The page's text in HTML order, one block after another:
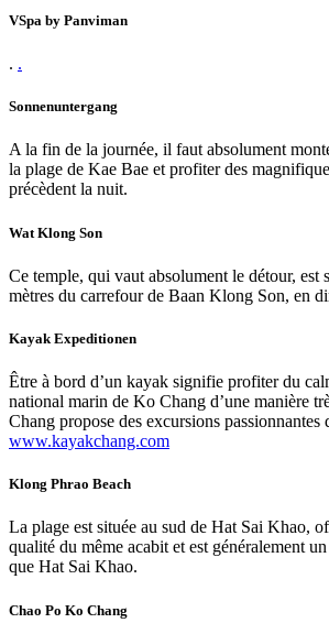
VSpa by Panviman
. .
Sonnenuntergang
A la fin de la journée, il faut absolument
la plage de Kae Bae et profiter des
précèdent la nuit.
Wat Klong Son
Ce temple, qui vaut absolument le détour, est
mètres du carrefour de Baan Klong Son, en
Kayak Expeditionen
Être à bord d’un kayak signifie profiter du
national marin de Ko Chang d’une manière
Chang propose des excursions passionnantes
www.kayakchang.com
Klong Phrao Beach
La plage est située au sud de Hat Sai Khao,
qualité du même acabit et est généralement
que Hat Sai Khao.
Chao Po Ko Chang